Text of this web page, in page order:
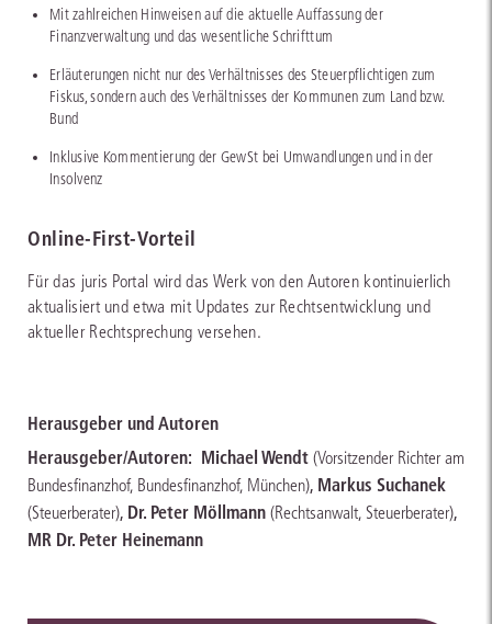
Mit zahlreichen Hinweisen auf die aktuelle Auffassung der
Finanzverwaltung und das wesentliche Schrifttum
Erläuterungen nicht nur des Verhältnisses des Steuerpflichtigen zum
Fiskus, sondern auch des Verhältnisses der Kommunen zum Land bzw.
Bund
Inklusive Kommentierung der GewSt bei Umwandlungen und in der
Insolvenz
Online-First-Vorteil
Für das juris Portal wird das Werk von den Autoren kontinuierlich
aktualisiert und etwa mit Updates zur Rechtsentwicklung und
aktueller Rechtsprechung versehen.
Herausgeber und Autoren
Herausgeber/Autoren: Michael Wendt (Vorsitzender Richter am
Bundesfinanzhof, Bundesfinanzhof, München), Markus Suchanek
(Steuerberater), Dr. Peter Möllmann (Rechtsanwalt, Steuerberater),
MR Dr. Peter Heinemann